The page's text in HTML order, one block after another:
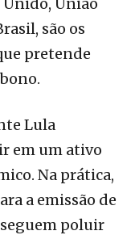
são os
pretende
Lula
em um ativo
Na prática,
a emissão de
poluir